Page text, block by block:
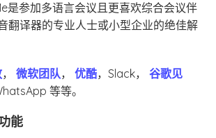
是参加多语言会议且更喜欢综合会议伴
翻译器的专业人士或小型企业的绝佳解
，微软团队，优酷，Slack，谷歌见
等等。
能